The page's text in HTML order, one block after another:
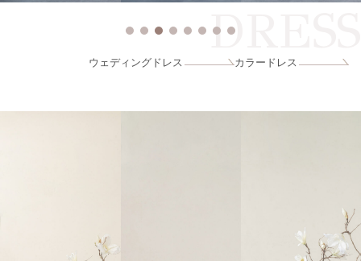
DRESS
ウェディングドレス カラードレス